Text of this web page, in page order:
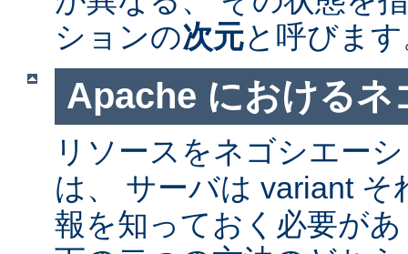
ションの次元と呼びま
Apache におけるネ
リソースをネゴシエー
は、 サーバは variant
報を知っておく必要が